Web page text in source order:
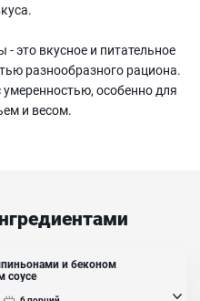
это вкусное и питательное
разнообразного рациона.
особенно для
и весом.
и беконом
соусе